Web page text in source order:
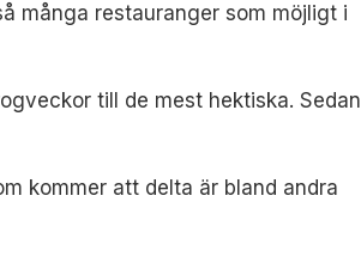
många restauranger som möjligt i
till de mest hektiska. Sedan
kommer att delta är bland andra